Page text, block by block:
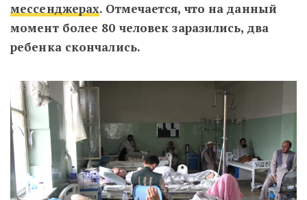
мессенджерах. Отмечается, что на данный
момент более 80 человек заразились, два
ребенка скончались.